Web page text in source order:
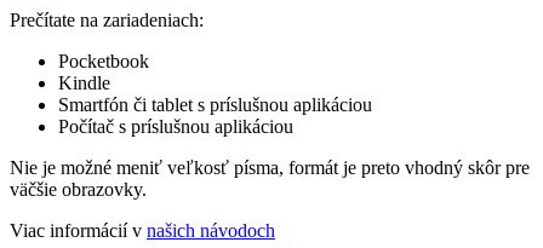
Prečítate na zariadeniach:
Pocketbook
Kindle
Smartfón či tablet s príslušnou aplikáciou
Počítač s príslušnou aplikáciou
Nie je možné meniť veľkosť písma, formát je preto vhodný skôr pre
väčšie obrazovky.
Viac informácií v našich návodoch